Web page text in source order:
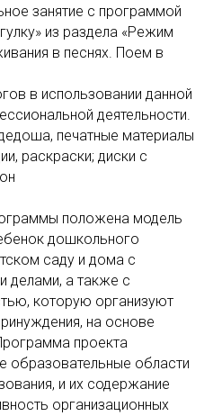
занятие с программой
из раздела «Режим
в песнях. Поем в
в использовании данной
деятельности.
печатные материалы
раскраски; диски с
положена модель
дошкольного
саду и дома с
делами, а также с
которую организуют
на основе
проекта
образовательные области
и их содержание
организационных